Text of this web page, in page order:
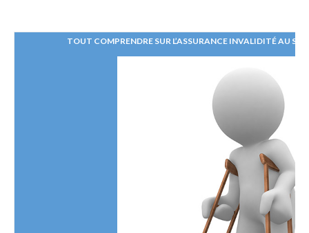
TOUT COMPRENDRE SUR L’ASSURANCE INVALIDITÉ AU